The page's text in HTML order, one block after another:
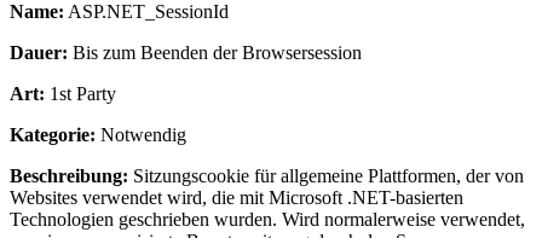
Name: ASP.NET_SessionId
Dauer: Bis zum Beenden der Browsersession
Art: 1st Party
Kategorie: Notwendig
Beschreibung: Sitzungscookie für allgemeine Plattformen, der von
Websites verwendet wird, die mit Microsoft .NET-basierten
Technologien geschrieben wurden. Wird normalerweise verwendet,